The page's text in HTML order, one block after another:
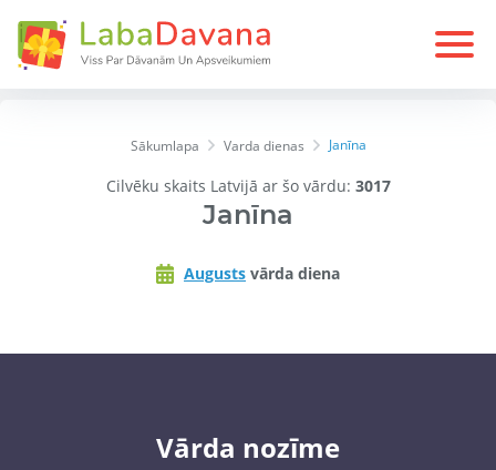
Sākumlapa Varda dienas Janīna
Cilvēku skaits Latvijā ar šo vārdu: 3017
Janīna
Augusts vārda diena
Vārda nozīme